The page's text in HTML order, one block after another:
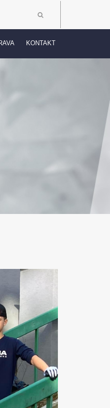
KONTAKT